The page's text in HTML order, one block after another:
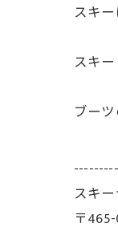
スキ
スキ
ブー
スキ
〒